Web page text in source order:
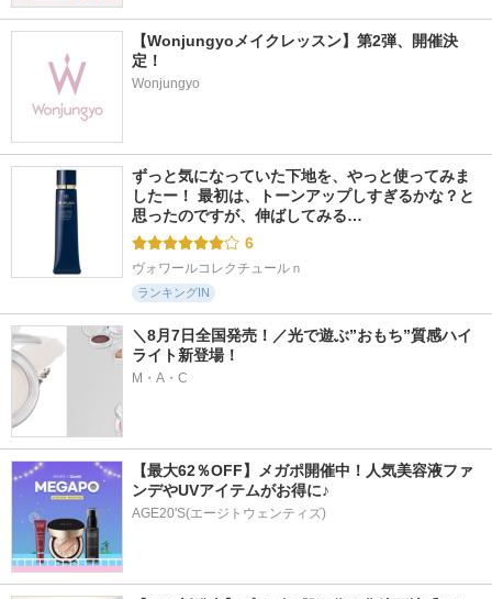
【Wonjungyoメイクレッスン】第2弾、開催決
定！
Wonjungyo
ずっと気になっていた下地を、やっと使ってみま
したー！ 最初は、トーンアップしすぎるかな？と
思ったのですが、伸ばしてみる…
6
ヴォワールコレクチュールｎ
ランキングIN
＼8月7日全国発売！／光で遊ぶ”おもち”質感ハイ
ライト新登場！
M・A・C
【最大62％OFF】メガポ開催中！人気美容液ファ
ンデやUVアイテムがお得に♪
AGE20'S(エージトウェンティズ)